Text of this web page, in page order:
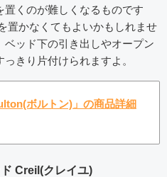
置くのが難しくなるものです
置かなくてもよいかもしれませ
ッド下の引き出しやオープン
きり片付けられますよ。
ボルトン)」の商品詳細
Creil(クレイユ)